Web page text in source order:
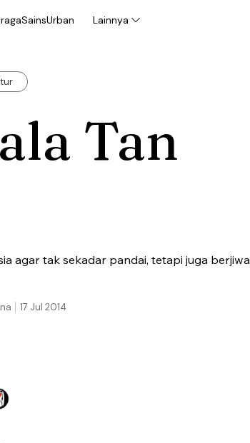
SainsUrban Lainnya
Tan
agar tak sekadar pandai, tetapi juga berjiwa
17 Jul 2014